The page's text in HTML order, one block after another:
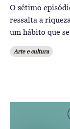
O sétimo
ressalta a
um hábito que
Arte e cultura